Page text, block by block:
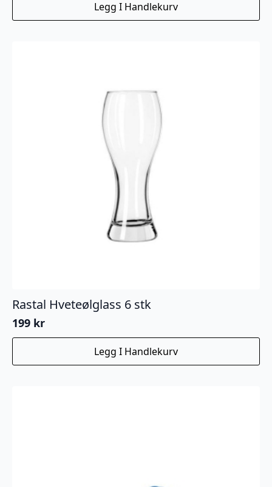
Legg I Handlekurv
Rastal Hveteølglass 6 stk
199 kr
Legg I Handlekurv